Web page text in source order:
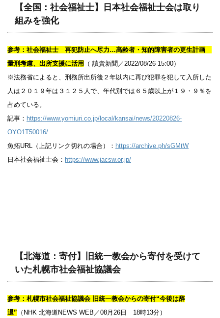
【全国：社会福祉士】日本社会福祉士会は取り
組みを強化
参考：社会福祉士 再犯防止へ尽力…高齢者・知的障害者の更生計画
量刑考慮、出所支援に活用 （ 讀賣新聞／2022/08/26 15:00）
※法務省によると、刑務所出所後２年以内に再び犯罪を犯して入所した
人は２０１９年は３１２５人で、年代別では６５歳以上が１９・９％を
占めている。
記事： https://www.yomiuri.co.jp/local/kansai/news/20220826-
OYO1T50016/
魚拓URL（上記リンク切れの場合）： https://archive.ph/sGMtW
日本社会福祉士会： https://www.jacsw.or.jp/
【北海道：寄付】旧統一教会から寄付を受けて
いた札幌市社会福祉協議会
参考：札幌市社会福祉協議会 旧統一教会からの寄付“今後は辞
退” （NHK 北海道NEWS WEB／08月26日 18時13分）